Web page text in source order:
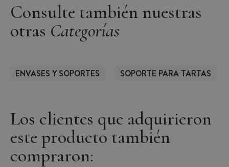
Consulte también nuestras
otras Categorías
ENVASES Y SOPORTES SOPORTE PARA TARTAS
Los clientes que adquirieron
este producto también
compraron: